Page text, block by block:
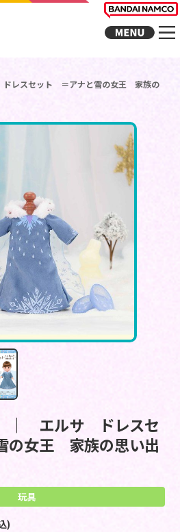
レスセット ＝アナと雪の女王 家族の
｜ エルサ ドレスセ
の女王 家族の思い出
玩具
)